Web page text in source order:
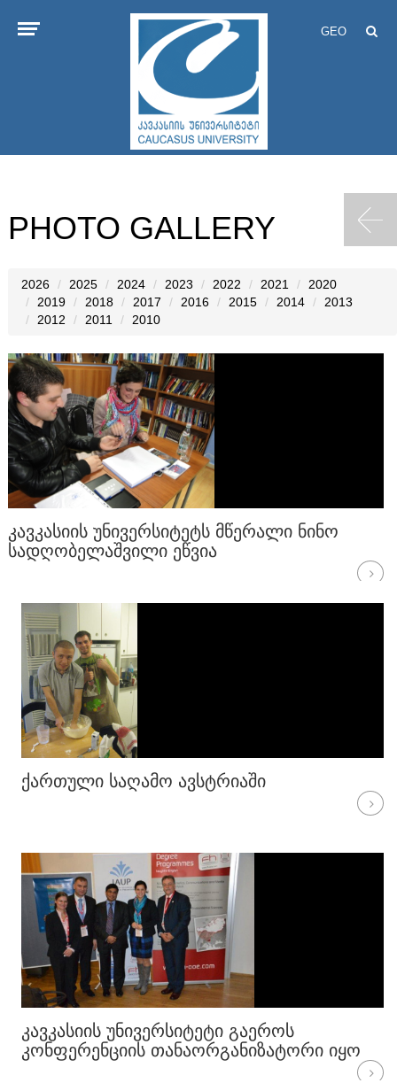
GEO
PHOTO GALLERY
2026 2025 2024 2023 2022 2021
2020
2019
2018 2017 2016 2015 2014
2013
2012
2011 2010
ᲙᲐᲕᲙᲐᲡᲘᲘᲡ ᲣᲜᲘᲕᲔᲠᲡᲘᲢᲔᲢᲡ ᲛᲬᲔᲠᲐᲚᲘ ᲜᲘᲜᲝ
ᲡᲐᲓᲦᲝᲑᲔᲚᲐᲨᲕᲘᲚᲘ ᲔᲬᲕᲘᲐ
ᲥᲐᲠᲗᲣᲚᲘ ᲡᲐᲦᲐᲛᲝ ᲐᲕᲡᲢᲠᲘᲐᲨᲘ
ᲙᲐᲕᲙᲐᲡᲘᲘᲡ ᲣᲜᲘᲕᲔᲠᲡᲘᲢᲔᲢᲘ ᲒᲐᲔᲠᲝᲡ
ᲙᲝᲜᲤᲔᲠᲔᲜᲪᲘᲘᲡ ᲗᲐᲜᲐᲝᲠᲒᲐᲜᲘᲖᲐᲢᲝᲠᲘ ᲘᲧᲝ